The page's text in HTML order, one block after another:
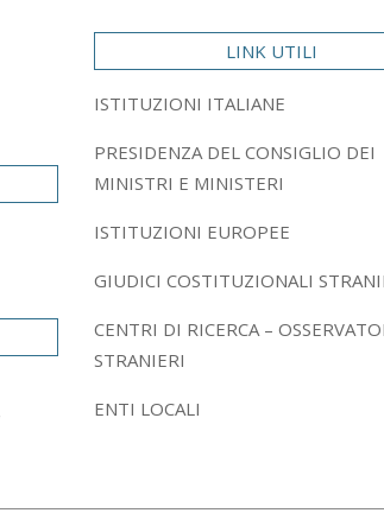
LINK UTILI
ISTITUZIONI ITALIANE
PRESIDENZA DEL CONSIGLIO DEI
MINISTRI E MINISTERI
ISTITUZIONI EUROPEE
GIUDICI COSTITUZIONALI
CENTRI DI RICERCA –
STRANIERI
ENTI LOCALI